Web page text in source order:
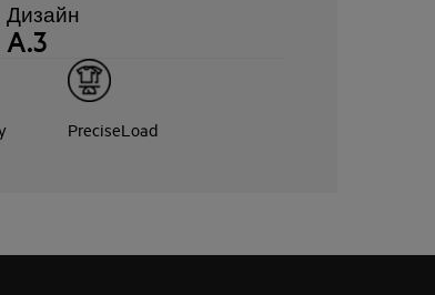
Дизайн
A.3
PreciseLoad